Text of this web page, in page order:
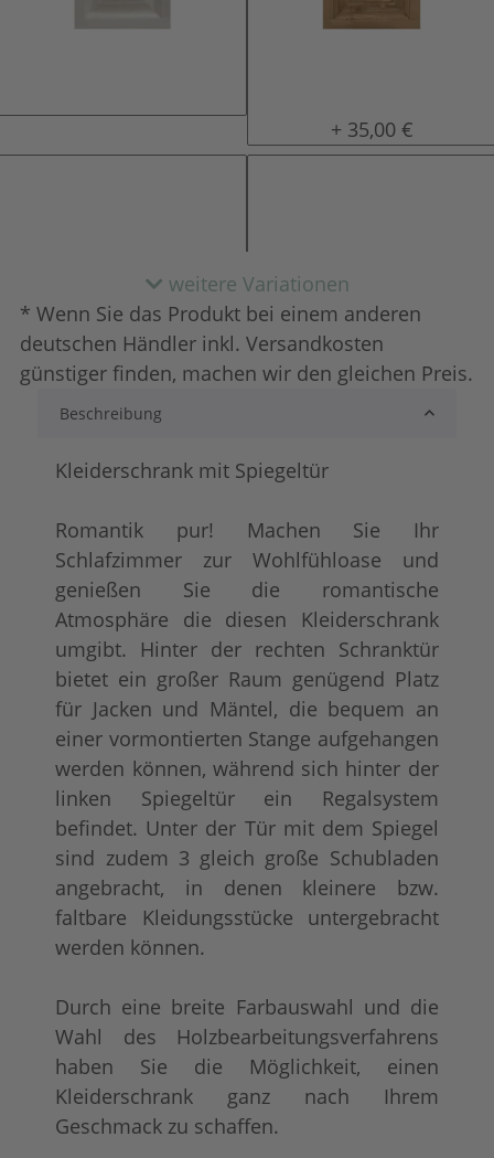
gewachst
+ 35,00 €
lackiert
+ 48,00 € shabby chic /
tief gebürstet
+ 381,00 € Konfigurator
+ 85,00 €
weitere Variationen
* Wenn Sie das Produkt bei einem anderen
deutschen Händler inkl. Versandkosten
günstiger finden, machen wir den gleichen Preis.
Beschreibung
Kleiderschrank mit Spiegeltür
Romantik pur! Machen Sie Ihr
Schlafzimmer zur Wohlfühloase und
genießen Sie die romantische
Atmosphäre die diesen Kleiderschrank
umgibt. Hinter der rechten Schranktür
bietet ein großer Raum genügend Platz
für Jacken und Mäntel, die bequem an
einer vormontierten Stange aufgehangen
werden können, während sich hinter der
linken Spiegeltür ein Regalsystem
befindet. Unter der Tür mit dem Spiegel
sind zudem 3 gleich große Schubladen
angebracht, in denen kleinere bzw.
faltbare Kleidungsstücke untergebracht
werden können.
Durch eine breite Farbauswahl und die
Wahl des Holzbearbeitungsverfahrens
haben Sie die Möglichkeit, einen
Kleiderschrank ganz nach Ihrem
Geschmack zu schaffen.